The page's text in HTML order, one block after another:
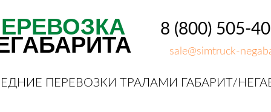
8 (800) 505-
sale@simtruck-
ПЕРЕВОЗКИ ТРАЛАМИ ГАБАРИТ/